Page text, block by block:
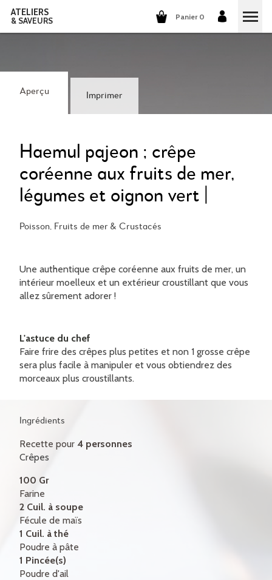
ATELIERS
& SAVEURS Panier 0
COURS DE COCKTAILS
DÉGUSTATIONS DE VINS
GROUPES ET ENTREPRISES
QUI SOMMES-NOUS?
NOTRE CONCEPT
NOS RECETTES
LES COCKTAILS
CERTIFICATS-CADEAUX
ENGLISH
Aperçu Imprimer
Haemul pajeon ; crêpe
coréenne aux fruits de mer,
légumes et oignon vert |
Poisson, Fruits de mer & Crustacés
Une authentique crêpe coréenne aux fruits de mer, un
intérieur moelleux et un extérieur croustillant que vous
allez sûrement adorer !
L'astuce du chef
Faire frire des crêpes plus petites et non 1 grosse crêpe
sera plus facile à manipuler et vous obtiendrez des
morceaux plus croustillants.
Ingrédients
Recette pour 4 personnes
Crêpes
100 Gr
Farine
2 Cuil. à soupe
Fécule de maïs
1 Cuil. à thé
Poudre à pâte
1 Pincée(s)
Poudre d'ail